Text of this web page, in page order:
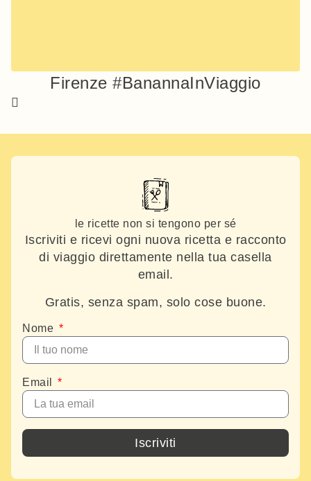
Firenze #BanannaInViaggio
le ricette non si tengono per sé
Iscriviti e ricevi ogni nuova ricetta e racconto
di viaggio direttamente nella tua casella
email.
Gratis, senza spam, solo cose buone.
Nome
Email
Iscriviti